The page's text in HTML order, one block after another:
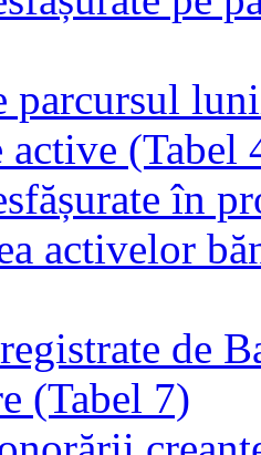
active (Tabel
în
activelor
de
(Tabel 7)